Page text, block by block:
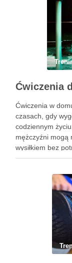
Ćwiczenia w
czasach, gdy
codziennym
mężczyźni mogą
wysiłkiem bez
dojazdy do